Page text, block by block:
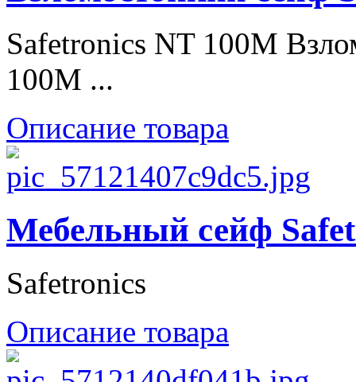
Safetronics NT 100M
100M ...
Описание товара
Мебельный сейф
Safetronics
Описание товара